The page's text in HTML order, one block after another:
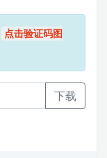
点击验证码图
下载